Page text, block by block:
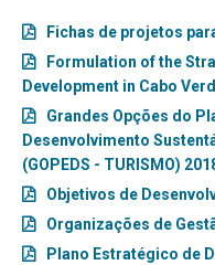
Fichas de projetos
Formulation of the
Development in Cabo
Grandes Opções do
Desenvolvimento
(GOPEDS - TURISMO)
Objetivos de
Organizações de
Plano Estratégico de